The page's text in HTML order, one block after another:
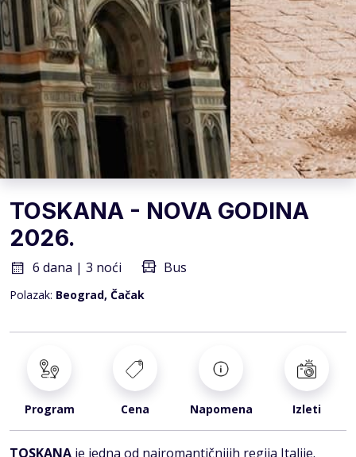
TOSKANA - NOVA GODINA
2026.
6 dana | 3 noći Bus
Polazak: Beograd, Čačak
Program Cena Napomena Izleti
TOSKANA je jedna od najromantičnijih regija Italije.